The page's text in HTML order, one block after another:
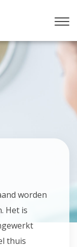
worden
Het is
thuis